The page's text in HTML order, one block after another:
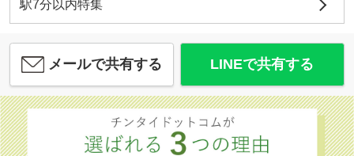
駅7分以内特集
メールで共有する LINEで共有する